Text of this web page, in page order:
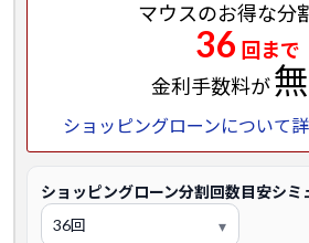
マウスのお得な分
36 回まで
金利手数料が
ショッピングローンについて
ショッピングローン分割回数目安シミ